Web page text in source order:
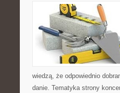
wiedzą, że odpowiednio
danie. Tematyka strony